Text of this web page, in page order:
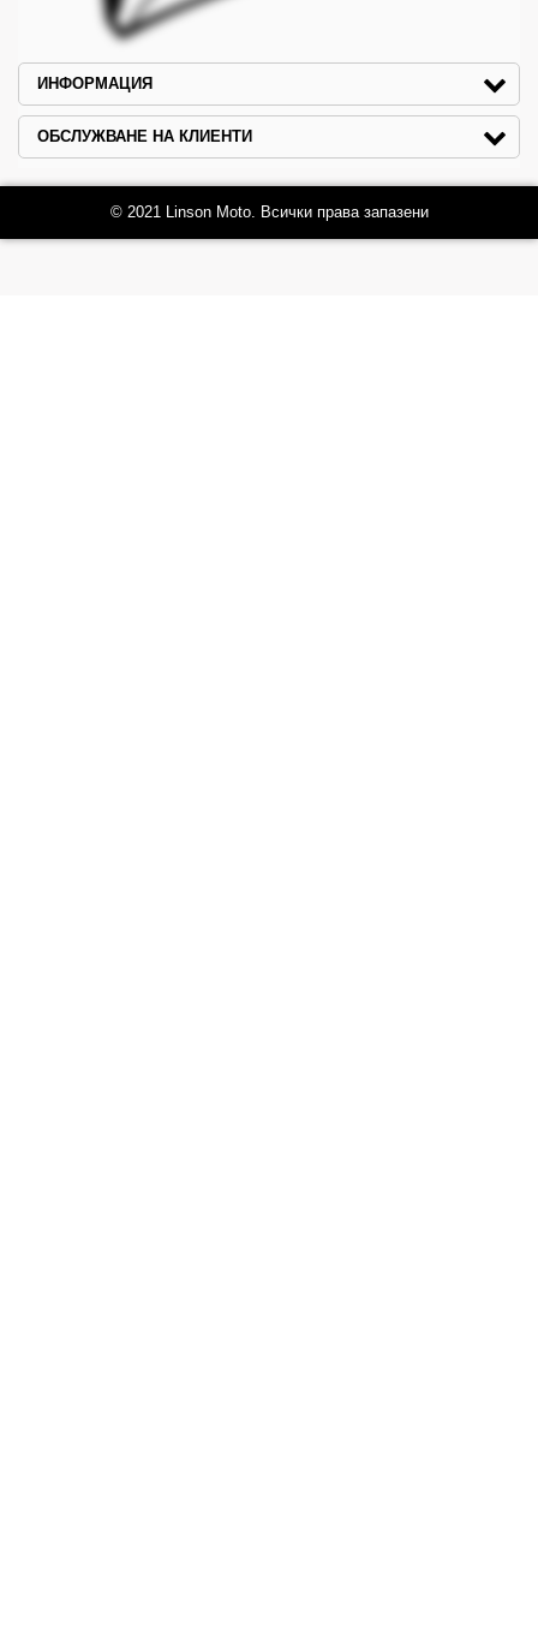
ИНФОРМАЦИЯ
ОБСЛУЖВАНЕ НА КЛИЕНТИ
© 2021 Linson Moto. Всички права запазени